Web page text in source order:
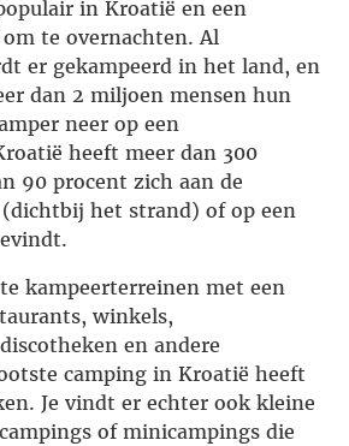
in Kroatië en een
te overnachten. Al
er gekampeerd in het land, en
dan 2 miljoen mensen hun
neer op een
heeft meer dan 300
90 procent zich aan de
het strand) of op een
kampeerterreinen met een
winkels,
en andere
camping in Kroatië heeft
Je vindt er echter ook kleine
of minicampings die